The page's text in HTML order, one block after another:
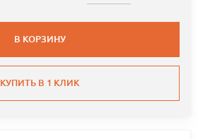
В КОРЗИНУ
КУПИТЬ В 1 КЛИК